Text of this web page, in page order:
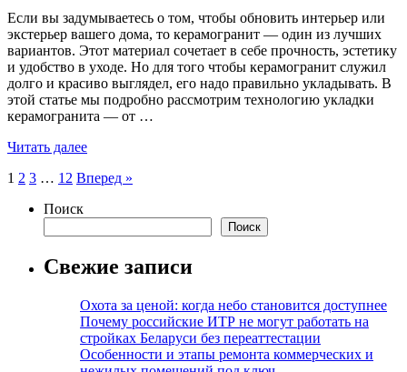
Если вы задумываетесь о том, чтобы обновить интерьер или
экстерьер вашего дома, то керамогранит — один из лучших
вариантов. Этот материал сочетает в себе прочность, эстетику
и удобство в уходе. Но для того чтобы керамогранит служил
долго и красиво выглядел, его надо правильно укладывать. В
этой статье мы подробно рассмотрим технологию укладки
керамогранита — от …
Читать далее
Пагинация
записей
1 2 3 … 12 Вперед »
Поиск
Поиск
Свежие записи
Охота за ценой: когда небо становится доступнее
Почему российские ИТР не могут работать на
стройках Беларуси без переаттестации
Особенности и этапы ремонта коммерческих и